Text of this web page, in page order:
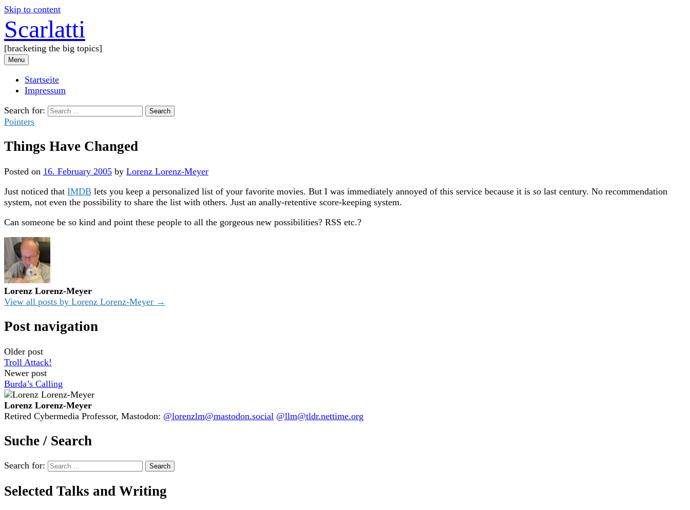
Skip to content
Scarlatti
[bracketing the big topics]
Menu
Startseite
Impressum
Search for:
Pointers
Things Have Changed
Posted on 16. February 2005 by Lorenz Lorenz-Meyer
Just noticed that IMDB lets you keep a personalized list of your favorite movies. But I was immediately annoyed of this service because it is so last century. No recommendation
system, not even the possibility to share the list with others. Just an anally-retentive score-keeping system.
Can someone be so kind and point these people to all the gorgeous new possibilities? RSS etc.?
Lorenz Lorenz-Meyer
View all posts by Lorenz Lorenz-Meyer →
Post navigation
Older post
Troll Attack!
Newer post
Burda’s Calling
Lorenz Lorenz-Meyer
Retired Cybermedia Professor, Mastodon: @lorenzlm@mastodon.social @llm@tldr.nettime.org
Suche / Search
Search for:
Selected Talks and Writing